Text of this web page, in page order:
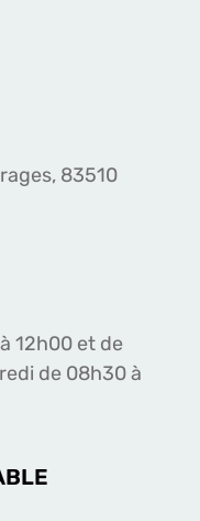
83510
12h00 et de
de 08h30 à